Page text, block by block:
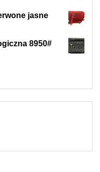
jasne
8950#